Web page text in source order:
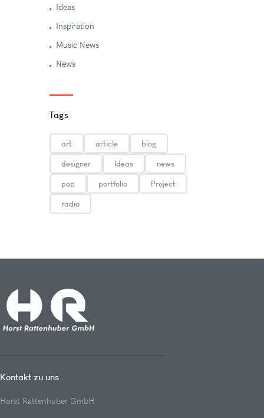
Ideas
Inspiration
Music News
News
Tags
art article blog
designer Ideas news
pop portfolio Project
radio
Kontakt zu uns
Horst Rattenhuber GmbH